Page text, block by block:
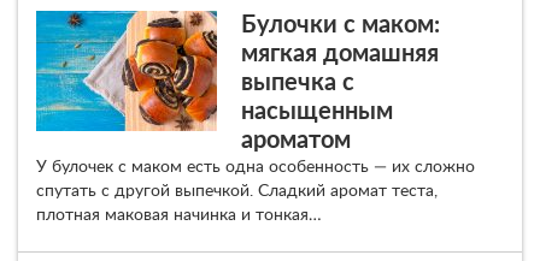
Булочки с маком:
мягкая домашняя
выпечка с
насыщенным
ароматом
У булочек с маком есть одна особенность — их сложно
спутать с другой выпечкой. Сладкий аромат теста,
плотная маковая начинка и тонкая…